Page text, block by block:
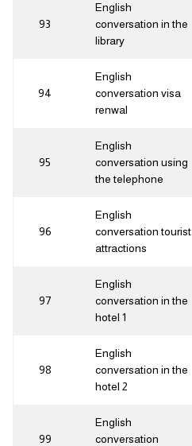
English
conversation in the
library
93
English
conversation visa
renwal
94
English
conversation using
the telephone
95
English
conversation tourist
attractions
96
English
conversation in the
hotel 1
97
English
conversation in the
hotel 2
98
English
conversation
99